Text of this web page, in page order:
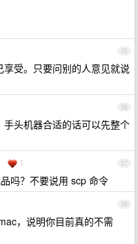
35
受。只要问别的人意见就说
36
头机器合适的话可以先整个
37
1
吗？不要说用 scp 命令
38
，说明你目前真的不需